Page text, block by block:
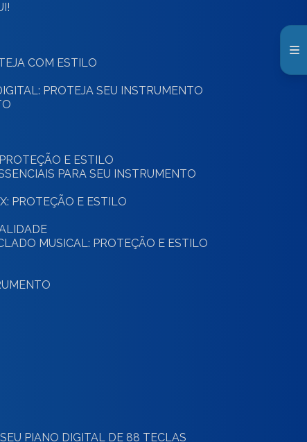
COM ESTILO
PROTEJA SEU INSTRUMENTO
E ESTILO
PARA SEU INSTRUMENTO
PROTEÇÃO E ESTILO
MUSICAL: PROTEÇÃO E ESTILO
PIANO DIGITAL DE 88 TECLAS